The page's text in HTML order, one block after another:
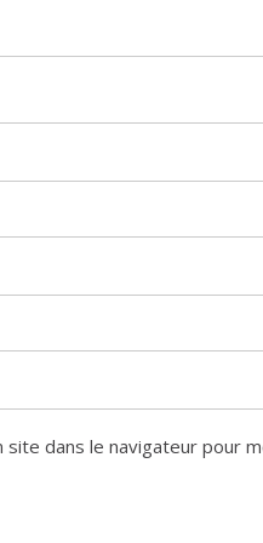
dans le navigateur pour